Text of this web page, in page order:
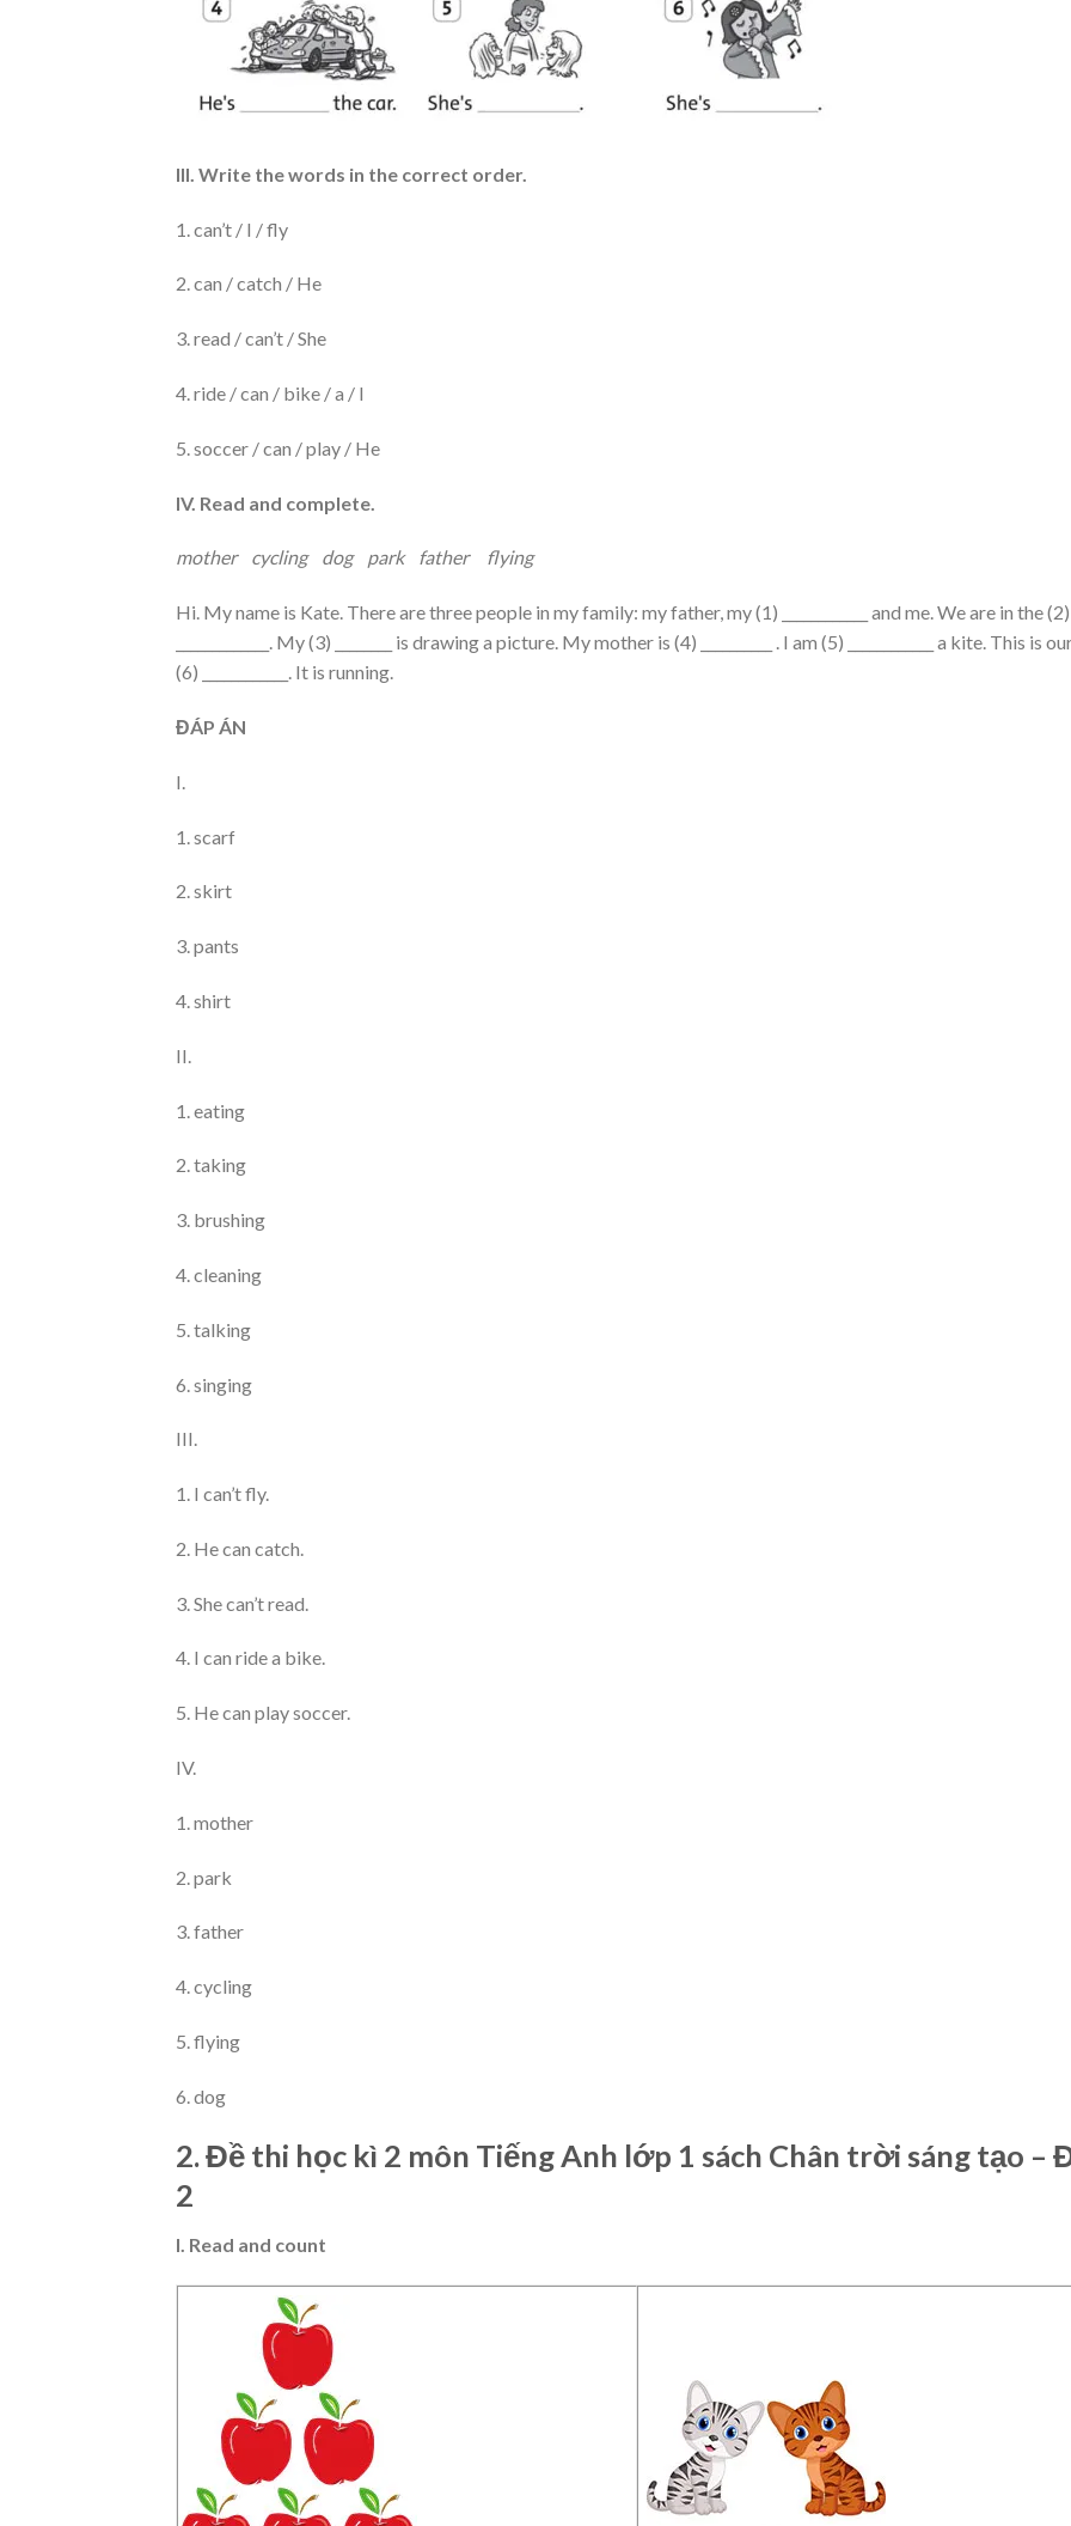
III. Write the words in the correct order.
1. can’t / I / fly
2. can / catch / He
3. read / can’t / She
4. ride / can / bike / a / I
5. soccer / can / play / He
IV. Read and complete.
mother cycling dog park father flying
Hi. My name is Kate. There are three people in my family: my father, my (1) ____________ and me. We are in the (2)
_____________. My (3) ________ is drawing a picture. My mother is (4) __________ . I am (5) ____________ a kite. This is
(6) ____________. It is running.
ĐÁP ÁN
I.
1. scarf
2. skirt
3. pants
4. shirt
II.
1. eating
2. taking
3. brushing
4. cleaning
5. talking
6. singing
III.
1. I can’t fly.
2. He can catch.
3. She can’t read.
4. I can ride a bike.
5. He can play soccer.
IV.
1. mother
2. park
3. father
4. cycling
5. flying
6. dog
2. Đề thi học kì 2 môn Tiếng Anh lớp 1 sách Chân trời sáng tạo –
2
I. Read and count